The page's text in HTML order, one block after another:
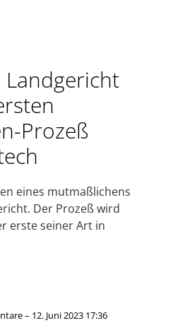
Prozeß
eines mutmaßlichens
Der Prozeß wird
erste seiner Art in
– 12. Juni 2023 17:36